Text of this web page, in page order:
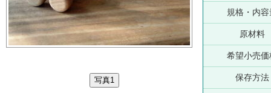
規格・内容
原材料
希望小売価
保存方法